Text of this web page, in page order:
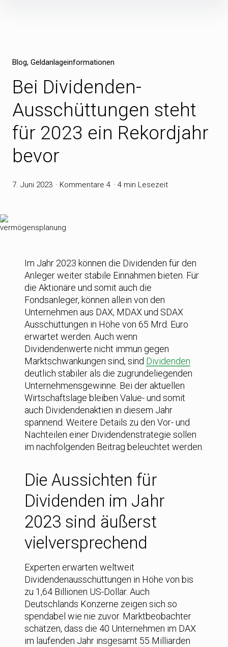
Blog Geldanlageinformationen
Bei Dividenden-
Ausschüttungen steht
für 2023 ein Rekordjahr
bevor
7. Juni 2023 Kommentare 4 4 min Lesezeit
Im Jahr 2023 können die Dividenden für den
Anleger weiter stabile Einnahmen bieten. Für
die Aktionäre und somit auch die
Fondsanleger, können allein von den
Unternehmen aus DAX, MDAX und SDAX
Ausschüttungen in Höhe von 65 Mrd. Euro
erwartet werden. Auch wenn
Dividendenwerte nicht immun gegen
Marktschwankungen sind, sind Dividenden
deutlich stabiler als die zugrundeliegenden
Unternehmensgewinne. Bei der aktuellen
Wirtschaftslage bleiben Value- und somit
auch Dividendenaktien in diesem Jahr
spannend. Weitere Details zu den Vor- und
Nachteilen einer Dividendenstrategie sollen
im nachfolgenden Beitrag beleuchtet werden.
Die Aussichten für
Dividenden im Jahr
2023 sind äußerst
vielversprechend
Experten erwarten weltweit
Dividendenausschüttungen in Höhe von bis
zu 1,64 Billionen US-Dollar. Auch
Deutschlands Konzerne zeigen sich so
spendabel wie nie zuvor. Marktbeobachter
schätzen, dass die 40 Unternehmen im DAX
im laufenden Jahr insgesamt 55 Milliarden